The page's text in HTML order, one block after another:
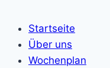
Startseite
Über uns
Wochenplan